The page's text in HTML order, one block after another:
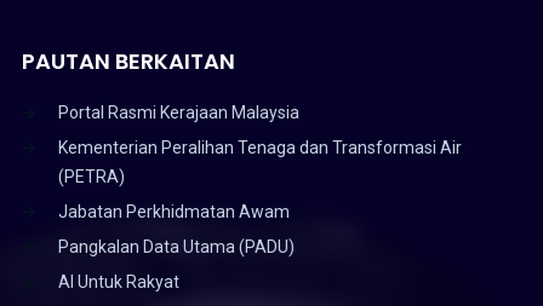
PAUTAN BERKAITAN
Portal Rasmi Kerajaan Malaysia
Kementerian Peralihan Tenaga dan Transformasi Air
(PETRA)
Jabatan Perkhidmatan Awam
Pangkalan Data Utama (PADU)
AI Untuk Rakyat